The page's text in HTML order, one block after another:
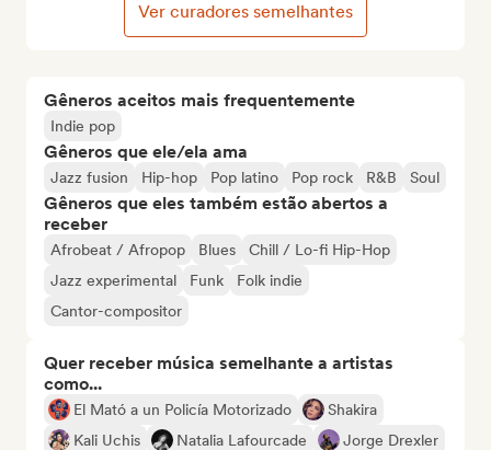
Gêneros aceitos mais frequentemente
Indie pop
Gêneros que ele/ela ama
Jazz fusion Hip-hop Pop latino Pop rock R&B Soul
Gêneros que eles também estão abertos a
receber
Afrobeat / Afropop Blues
Chill / Lo-fi Hip-Hop
Jazz experimental
Funk
Folk indie
Cantor-compositor
Quer receber música semelhante a artistas
como...
El Mató a un Policía Motorizado
Shakira
Kali Uchis
Natalia Lafourcade
Jorge Drexler
Ver curadores semelhantes